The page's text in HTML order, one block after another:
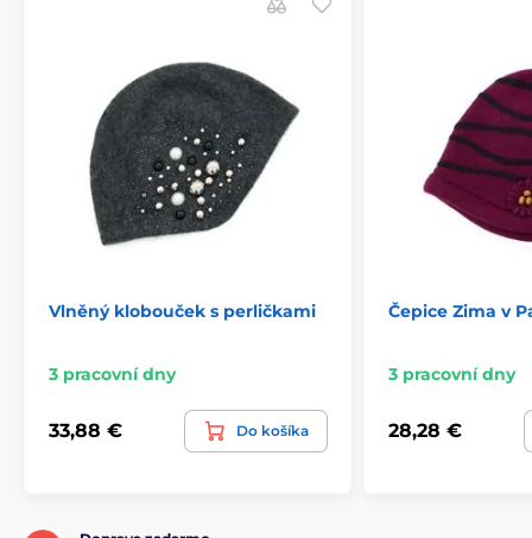
Vlněný klobouček s perličkami
3 pracovní dny
33,88 € Do košíka
Čepice Zima v
3 pracovní dny
28,28 €